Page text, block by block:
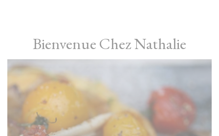
Bienvenue Chez Nathalie